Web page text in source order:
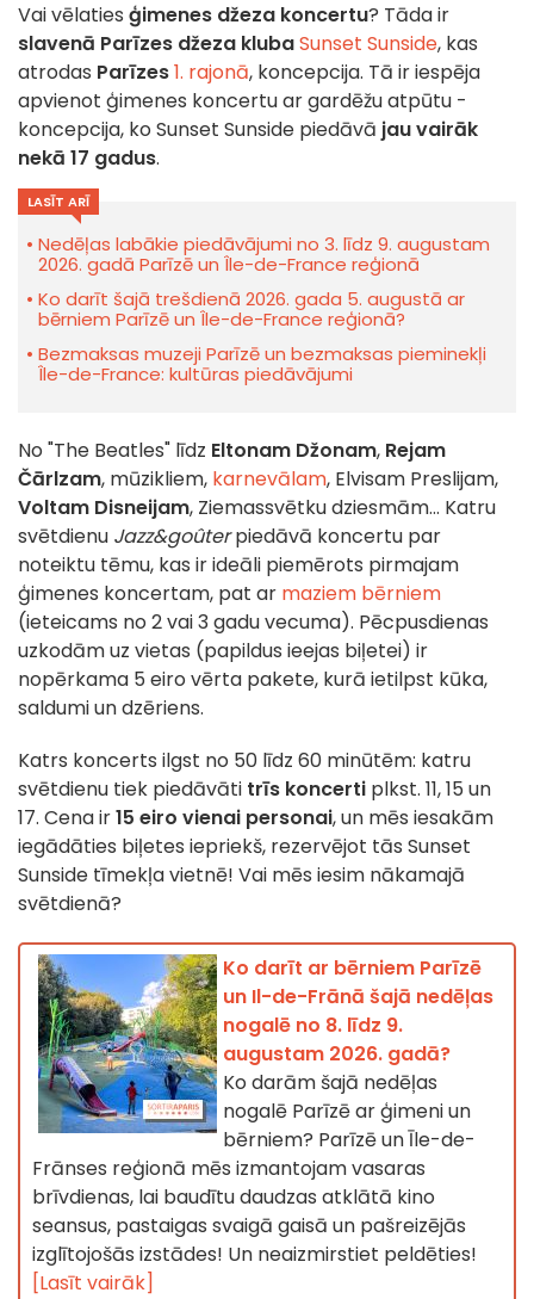
Vai vēlaties ģimenes džeza koncertu? Tāda ir
slavenā Parīzes džeza klubaSunset Sunside, kas
atrodas Parīzes1. rajonā, koncepcija. Tā ir iespēja
apvienot ģimenes koncertu ar gardēžu atpūtu -
koncepcija, ko Sunset Sunside piedāvā jau vairāk
nekā 17 gadus.
LASĪT ARĪ
Nedēļas labākie piedāvājumi no 3. līdz 9. augustam
2026. gadā Parīzē un Île-de-France reģionā
Ko darīt šajā trešdienā 2026. gada 5. augustā ar
bērniem Parīzē un Île-de-France reģionā?
Bezmaksas muzeji Parīzē un bezmaksas pieminekļi
Île-de-France: kultūras piedāvājumi
No "The Beatles" līdz Eltonam Džonam, Rejam
Čārlzam, mūzikliem, karnevālam, Elvisam Preslijam,
Voltam Disneijam, Ziemassvētku dziesmām... Katru
svētdienu Jazz&goûterpiedāvā koncertu par
noteiktu tēmu, kas ir ideāli piemērots pirmajam
ģimenes koncertam, pat ar maziem bērniem
(ieteicams no 2 vai 3 gadu vecuma). Pēcpusdienas
uzkodām uz vietas (papildus ieejas biļetei) ir
nopērkama 5 eiro vērta pakete, kurā ietilpst kūka,
saldumi un dzēriens.
Katrs koncerts ilgst no 50 līdz 60 minūtēm: katru
svētdienu tiek piedāvāti trīs koncerti plkst. 11, 15 un
17. Cena ir15 eiro vienai personai, un mēs iesakām
iegādāties biļetes iepriekš, rezervējot tās Sunset
Sunside tīmekļa vietnē! Vai mēs iesim nākamajā
svētdienā?
Ko darīt ar bērniem Parīzē
un Il-de-Frānā šajā nedēļas
nogalē no 8. līdz 9.
augustam 2026. gadā?
Ko darām šajā nedēļas
nogalē Parīzē ar ģimeni un
bērniem? Parīzē un Īle-de-
Frānses reģionā mēs izmantojam vasaras
brīvdienas, lai baudītu daudzas atklātā kino
seansus, pastaigas svaigā gaisā un pašreizējās
izglītojošās izstādes! Un neaizmirstiet peldēties!
[Lasīt vairāk]